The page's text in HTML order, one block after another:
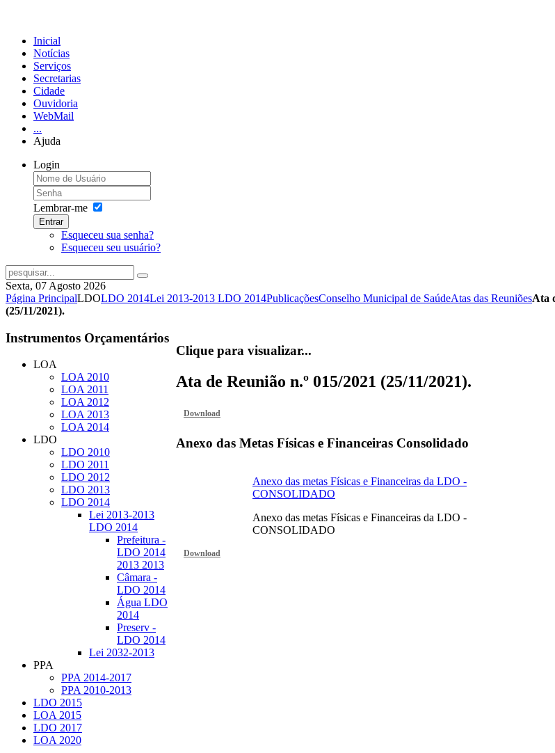
Inicial
Notícias
Serviços
Secretarias
Cidade
Ouvidoria
WebMail
...
Ajuda
Login
Lembrar-me
Entrar
Esqueceu sua senha?
Esqueceu seu usuário?
Sexta, 07 Agosto 2026
Página PrincipalLDOLDO 2014Lei 2013-2013 LDO 2014PublicaçõesConselho Municipal de SaúdeAtas das ReuniõesAta
(25/11/2021).
Clique para visualizar...
Ata de Reunião n.º 015/2021 (25/11/2021).
Download
Anexo das Metas Físicas e Financeiras Consolidado
Download
Anexo das metas Físicas e Financeiras da LDO -
CONSOLIDADO
Anexo das metas Físicas e Financeiras da LDO -
CONSOLIDADO
Instrumentos Orçamentários
LOA
LOA 2010
LOA 2011
LOA 2012
LOA 2013
LOA 2014
LDO
LDO 2010
LDO 2011
LDO 2012
LDO 2013
LDO 2014
Lei 2013-2013
LDO 2014
Prefeitura -
LDO 2014
2013 2013
Câmara -
LDO 2014
Água LDO
2014
Preserv -
LDO 2014
Lei 2032-2013
PPA
PPA 2014-2017
PPA 2010-2013
LDO 2015
LOA 2015
LDO 2017
LOA 2020